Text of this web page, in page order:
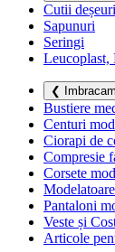
Cutii
Sapunuri
Seringi
Leucoplast,
❮
Bustiere
Centuri
Ciorapi de
Compresie
Corsete
Pantaloni
Veste și
Articole